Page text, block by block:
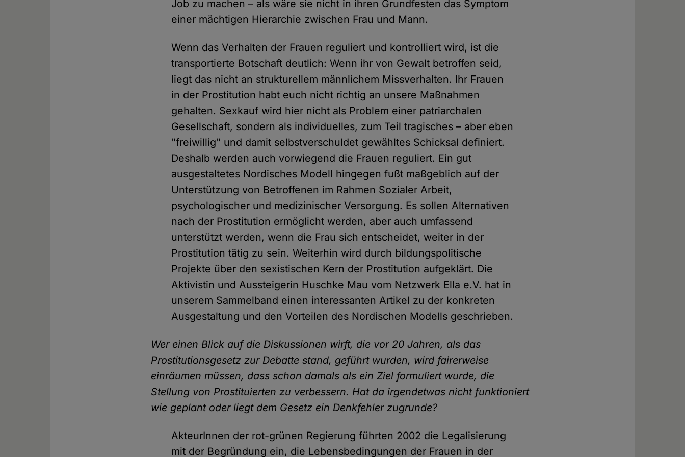
Job zu machen – als wäre sie nicht in ihren Grundfesten das Symptom
einer mächtigen Hierarchie zwischen Frau und Mann.
Wenn das Verhalten der Frauen reguliert und kontrolliert wird, ist die
transportierte Botschaft deutlich: Wenn ihr von Gewalt betroffen seid,
liegt das nicht an strukturellem männlichem Missverhalten. Ihr Frauen
in der Prostitution habt euch nicht richtig an unsere Maßnahmen
gehalten. Sexkauf wird hier nicht als Problem einer patriarchalen
Gesellschaft, sondern als individuelles, zum Teil tragisches – aber eben
"freiwillig" und damit selbstverschuldet gewähltes Schicksal definiert.
Deshalb werden auch vorwiegend die Frauen reguliert. Ein gut
ausgestaltetes Nordisches Modell hingegen fußt maßgeblich auf der
Unterstützung von Betroffenen im Rahmen Sozialer Arbeit,
psychologischer und medizinischer Versorgung. Es sollen Alternativen
nach der Prostitution ermöglicht werden, aber auch umfassend
unterstützt werden, wenn die Frau sich entscheidet, weiter in der
Prostitution tätig zu sein. Weiterhin wird durch bildungspolitische
Projekte über den sexistischen Kern der Prostitution aufgeklärt. Die
Aktivistin und Aussteigerin Huschke Mau vom Netzwerk Ella e.V. hat in
unserem Sammelband einen interessanten Artikel zu der konkreten
Ausgestaltung und den Vorteilen des Nordischen Modells geschrieben.
Wer einen Blick auf die Diskussionen wirft, die vor 20 Jahren, als das
Prostitutionsgesetz zur Debatte stand, geführt wurden, wird fairerweise
einräumen müssen, dass schon damals als ein Ziel formuliert wurde, die
Stellung von Prostituierten zu verbessern. Hat da irgendetwas nicht funktioniert
wie geplant oder liegt dem Gesetz ein Denkfehler zugrunde?
AkteurInnen der rot-grünen Regierung führten 2002 die Legalisierung
mit der Begründung ein, die Lebensbedingungen der Frauen in der